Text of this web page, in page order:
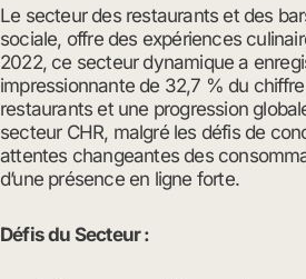
Le secteur des restaurants et des
sociale, offre des expériences
2022, ce secteur dynamique a
impressionnante de 32,7 % du chiffre
restaurants et une progression
secteur CHR, malgré les défis de
attentes changeantes des
d’une présence en ligne forte.
Défis du Secteur :